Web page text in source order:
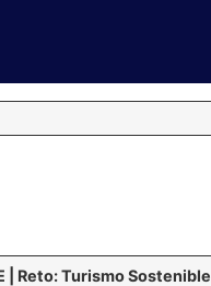
| Reto: Turismo Sostenible